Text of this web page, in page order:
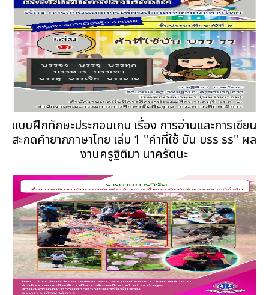
แบบฝึกทักษะประกอบเกม เรื่อง การอ่านและการเขียน
สะกดคำยากภาษาไทย เล่ม 1 "คำที่ใช้ บัน บรร รร" ผล
งานครูฐิติมา นาครัตนะ